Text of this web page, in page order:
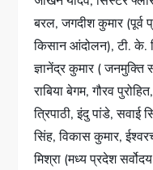
बरल, जगदीश कुमार
किसान आंदोलन), टी. के.
ज्ञानेंद्र कुमार ( जनमुक्ति
राबिया बेगम, गौरव
त्रिपाठी, इंदु पांडे,
सिंह, विकास कुमार,
मिश्रा (मध्य प्रदेश